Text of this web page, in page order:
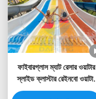
ফাইবারগ্লাস ম্যাট রেসার ওয়াটার
স্লাইড ক্লাস্টার রেইনবো ওয়াটার
স্লাইড 6 মিটার উচ্চতা